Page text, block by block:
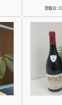
買取日: